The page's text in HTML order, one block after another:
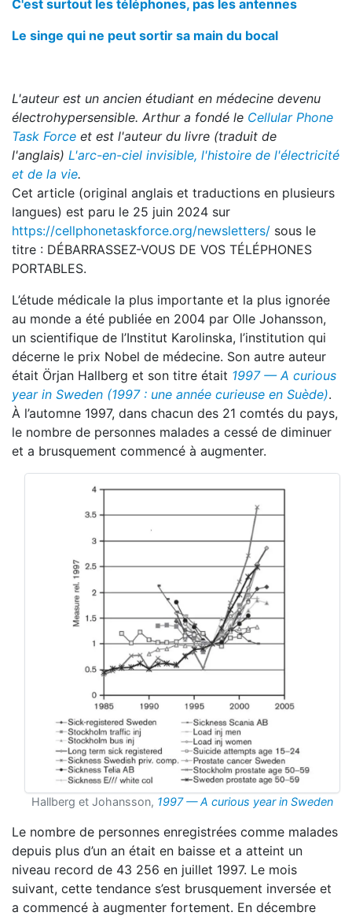
C'est surtout les téléphones, pas les antennes
Le singe qui ne peut sortir sa main du bocal
L'auteur est un ancien étudiant en médecine devenu
électrohypersensible. Arthur a fondé le Cellular Phone
Task Force et est l'auteur du livre (traduit de
l'anglais) L'arc-en-ciel invisible, l'histoire de l'électricité
et de la vie.
Cet article (original anglais et traductions en plusieurs
langues) est paru le 25 juin 2024 sur
https://cellphonetaskforce.org/newsletters/ sous le
titre : DÉBARRASSEZ-VOUS DE VOS TÉLÉPHONES
PORTABLES.
L’étude médicale la plus importante et la plus ignorée
au monde a été publiée en 2004 par Olle Johansson,
un scientifique de l’Institut Karolinska, l’institution qui
décerne le prix Nobel de médecine. Son autre auteur
était Örjan Hallberg et son titre était 1997 — A curious
year in Sweden (1997 : une année curieuse en Suède).
À l’automne 1997, dans chacun des 21 comtés du pays,
le nombre de personnes malades a cessé de diminuer
et a brusquement commencé à augmenter.
Hallberg et Johansson, 1997 — A curious year in Sweden
Le nombre de personnes enregistrées comme malades
depuis plus d’un an était en baisse et a atteint un
niveau record de 43 256 en juillet 1997. Le mois
suivant, cette tendance s’est brusquement inversée et
a commencé à augmenter fortement. En décembre